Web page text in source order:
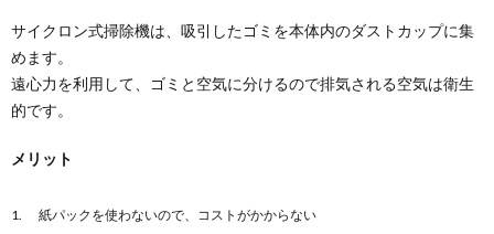
多い...
ダニを退治したい！３タイプの布団乾燥機
便器の黒ずみに効果のある洗剤とそれを使
サイクロン式掃除機は、吸引したゴミを本体内のダストカップに集
めます。
遠心力を利用して、ゴミと空気に分けるので排気される空気は衛生
的です。
メリット
紙パックを使わないので、コストがかからない